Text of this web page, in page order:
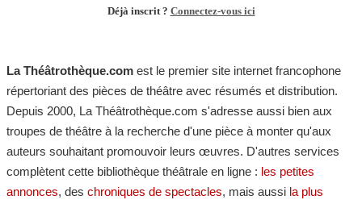
Déjà inscrit ? Connectez-vous ici
La Théâtrothèque.com est le premier site internet francophone
répertoriant des pièces de théâtre avec résumés et distribution.
Depuis 2000, La Théâtrothèque.com s'adresse aussi bien aux
troupes de théâtre à la recherche d'une pièce à monter qu'aux
auteurs souhaitant promouvoir leurs œuvres. D'autres services
complètent cette bibliothèque théâtrale en ligne : les petites
annonces, des chroniques de spectacles, mais aussi la plus